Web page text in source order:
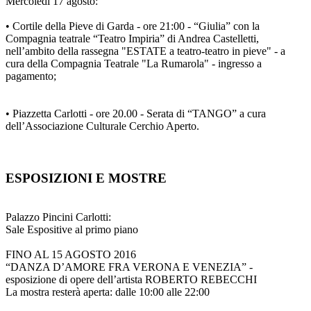
• Cortile della Pieve di Garda - ore 21:00 - “Giulia” con la
Compagnia teatrale “Teatro Impiria” di Andrea Castelletti,
nell’ambito della rassegna "ESTATE a teatro-teatro in pieve" - a
cura della Compagnia Teatrale "La Rumarola" - ingresso a
pagamento;
• Piazzetta Carlotti - ore 20.00 - Serata di “TANGO” a cura
dell’Associazione Culturale Cerchio Aperto.
ESPOSIZIONI E MOSTRE
Palazzo Pincini Carlotti:
Sale Espositive al primo piano
FINO AL 15 AGOSTO 2016
“DANZA D’AMORE FRA VERONA E VENEZIA” -
esposizione di opere dell’artista ROBERTO REBECCHI
La mostra resterà aperta: dalle 10:00 alle 22:00